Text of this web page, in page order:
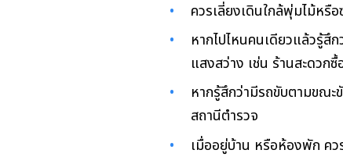
ควรเลี่ยงเดินใกล้พุ่มไม้หรื
หากไปไหนคนเดียวแล้วรู้
แสงสว่าง เช่น ร้านสะดวกซื้
หากรู้สึกว่ามีรถขับตามขณ
สถานีตำรวจ
เมื่ออยู่บ้าน หรือห้องพัก ค